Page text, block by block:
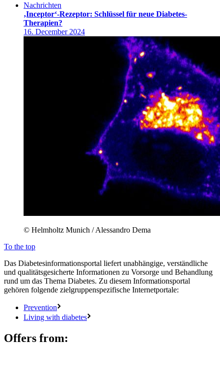
Nachrichten
‚Inceptor‘-Rezeptor: Schlüssel für neue Diabetes-
Therapien?
16. December 2024
© Helmholtz Munich / Alessandro Dema
To the top
Das Diabetesinformationsportal liefert unabhängige, verständliche
und qualitätsgesicherte Informationen zu Vorsorge und Behandlung
rund um das Thema Diabetes. Zu diesem Informationsportal
gehören folgende zielgruppenspezifische Internetportale:
Prevention
Living with diabetes
Offers from: